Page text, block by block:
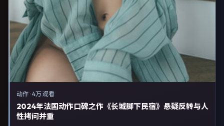
动作 ·4万 观看
2024年法国动作口碑之作《长城脚下民宿》悬疑反转与人
性拷问并重